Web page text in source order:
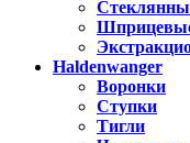
Haldenwanger
Воронки
Ступки
Тигли